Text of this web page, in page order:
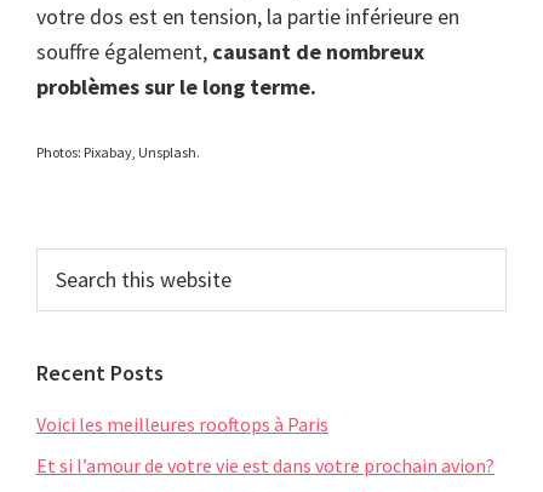
votre dos est en tension, la partie inférieure en
souffre également, causant de nombreux
problèmes sur le long terme.
Photos: Pixabay, Unsplash.
Primary
Sidebar
this
website
Recent Posts
Voici les meilleures rooftops à Paris
Et si l’amour de votre vie est dans votre prochain avion?